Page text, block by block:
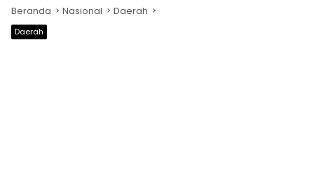
Beranda Nasional Daerah
Daerah